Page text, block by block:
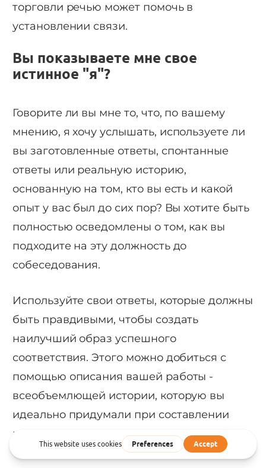
торговли речью может помочь в
установлении связи.
Вы показываете мне свое
истинное "я"?
Говорите ли вы мне то, что, по вашему
мнению, я хочу услышать, используете ли
вы заготовленные ответы, спонтанные
ответы или реальную историю,
основанную на том, кто вы есть и какой
опыт у вас был до сих пор? Вы хотите быть
полностью осведомлены о том, как вы
подходите на эту должность до
собеседования.
Используйте свои ответы, которые должны
быть правдивыми, чтобы создать
наилучший образ успешного
соответствия. Этого можно добиться с
помощью описания вашей работы -
всеобъемлющей истории, которую вы
идеально придумали при составлении
резюме и сопроводительного письма.